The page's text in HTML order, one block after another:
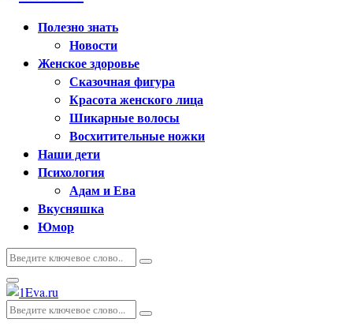
Полезно знать
Новости
Женское здоровье
Сказочная фигура
Красота женского лица
Шикарные волосы
Восхитительные ножки
Наши дети
Психология
Адам и Ева
Вкусняшка
Юмор
Искать:
Поиск
Основное
меню
Искать:
Поиск